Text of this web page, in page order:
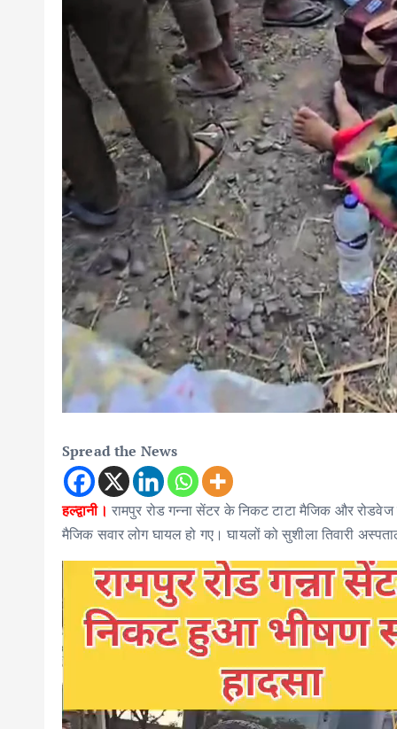
Spread the News
हल्द्वानी। रामपुर रोड गन्ना सेंटर के निकट टाटा मैजिक और
मैजिक सवार लोग घायल हो गए। घायलों को सुशीला तिवारी
i
e
o
P
l